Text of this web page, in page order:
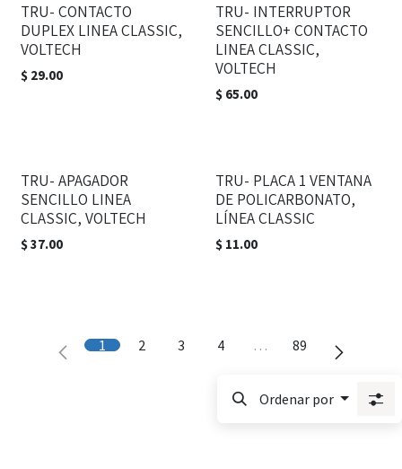
TRU- CONTACTO
DUPLEX LINEA CLASSIC,
VOLTECH
$ 29.00
TRU- INTERRUPTOR
SENCILLO+ CONTACTO
LINEA CLASSIC,
VOLTECH
$ 65.00
TRU- APAGADOR
SENCILLO LINEA
CLASSIC, VOLTECH
$37.00
TRU- PLACA 1 VENTANA
DE POLICARBONATO,
LÍNEA CLASSIC
$ 11.00
1 2 3 4 … 89
Ordenar por